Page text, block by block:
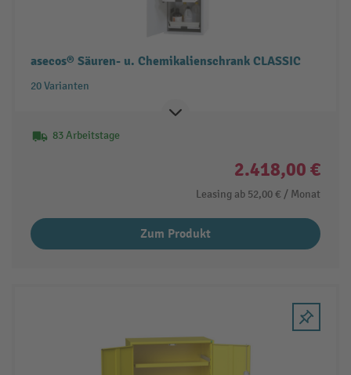
asecos® Säuren- u. Chemikalienschrank CLASSIC
20 Varianten
83 Arbeitstage
2.418,00 €
Leasing ab 52,00 € / Monat
Zum Produkt